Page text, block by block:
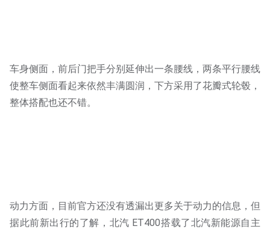
车身侧面，前后门把手分别延伸出一条腰线，两条平行腰线
使整车侧面看起来依然丰满圆润，下方采用了花瓣式轮毂，
整体搭配也还不错。
动力方面，目前官方还没有透漏出更多关于动力的信息，但
据此前新出行的了解，北汽 ET400搭载了北汽新能源自主